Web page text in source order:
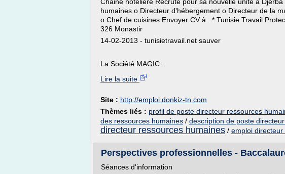
humaines o Directeur d'hébergement o Directeur de la
o Chef de cuisines Envoyer CV à : * Tunisie Travail
326 Monastir
14-02-2013 - tunisietravail.net sauver
La Société MAGIC...
Lire la suite
Site : http://emploi.donkiz-tn.com
Thèmes liés : profil de poste directeur ressources
des ressources humaines / description de poste
directeur ressources humaines / emploi
Perspectives professionnelles -
Séances d'information